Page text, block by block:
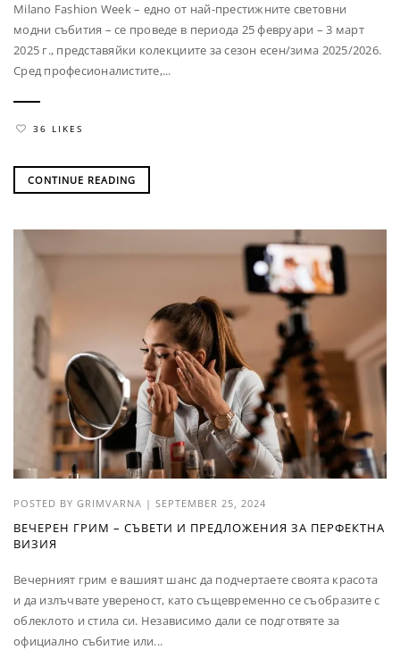
Milano Fashion Week – едно от най-престижните световни
модни събития – се проведе в периода 25 февруари – 3 март
2025 г., представяйки колекциите за сезон есен/зима 2025/2026.
Сред професионалистите,...
36 LIKES
CONTINUE READING
POSTED BY GRIMVARNA | SEPTEMBER 25, 2024
ВЕЧЕРЕН ГРИМ – СЪВЕТИ И ПРЕДЛОЖЕНИЯ ЗА ПЕРФЕКТНА
ВИЗИЯ
Вечерният грим е вашият шанс да подчертаете своята красота
и да излъчвате увереност, като същевременно се съобразите с
облеклото и стила си. Независимо дали се подготвяте за
официално събитие или...